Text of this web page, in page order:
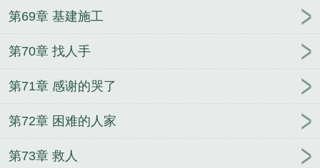
第69章 基建施工
第70章 找人手
第71章 感谢的哭了
第72章 困难的人家
第73章 救人